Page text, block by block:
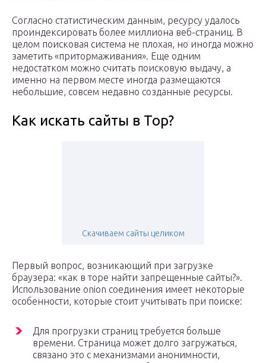
Согласно статистическим данным, ресурсу удалось
проиндексировать более миллиона веб-страниц. В
целом поисковая система не плохая, но иногда можно
заметить «притормаживания». Еще одним
недостатком можно считать поисковую выдачу, а
именно на первом месте иногда размещаются
небольшие, совсем недавно созданные ресурсы.
Как искать сайты в Тор?
Скачиваем сайты целиком
Первый вопрос, возникающий при загрузке
браузера: «как в торе найти запрещенные сайты?».
Использование onion соединения имеет некоторые
особенности, которые стоит учитывать при поиске:
Для прогрузки страниц требуется больше
времени. Страница может долго загружаться,
связано это с механизмами анонимности,